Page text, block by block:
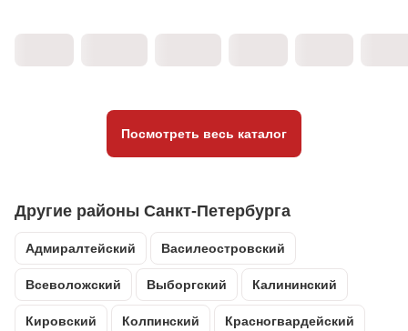
Посмотреть весь каталог
Другие районы Санкт-Петербурга
Адмиралтейский Василеостровский
Всеволожский Выборгский Калининский
Кировский Колпинский Красногвардейский